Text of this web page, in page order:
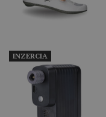
INZERCIA